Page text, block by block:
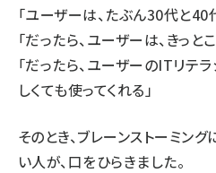
「ユーザーは、たぶん30代と40
「だったら、ユーザーは、きっ
「だったら、ユーザーのITリテ
しくても使ってくれる」
そのとき、ブレーンストーミン
い人が、口をひらきました。